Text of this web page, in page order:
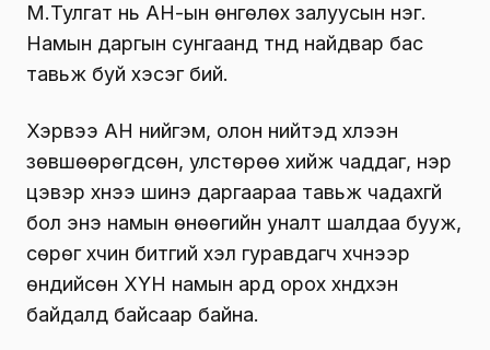
М.Тулгат нь АН-ын өнгөлөх залуусын нэг.
Намын даргын сунгаанд түүнд найдвар бас
тавьж буй хэсэг бий.
Хэрвээ АН нийгэм, олон нийтэд хүлээн
зөвшөөрөгдсөн, улстөрөө хийж чаддаг, нэр
цэвэр хүнээ шинэ даргаараа тавьж чадахгүй
бол энэ намын өнөөгийн уналт шалдаа бууж,
сөрөг хүчин битгий хэл гуравдагч хүчнээр
өндийсөн ХҮН намын ард орох хүндхэн
байдалд байсаар байна.